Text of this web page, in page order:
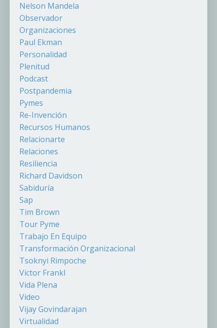
Nelson Mandela
Observador
Organizaciones
Paul Ekman
Personalidad
Plenitud
Podcast
Postpandemia
Pymes
Re-Invención
Recursos Humanos
Relacionarte
Relaciones
Resiliencia
Richard Davidson
Sabiduría
Sap
Tim Brown
Tour Pyme
Trabajo En Equipo
Transformación Organizacional
Tsoknyi Rimpoche
Victor Frankl
Vida Plena
Video
Vijay Govindarajan
Virtualidad